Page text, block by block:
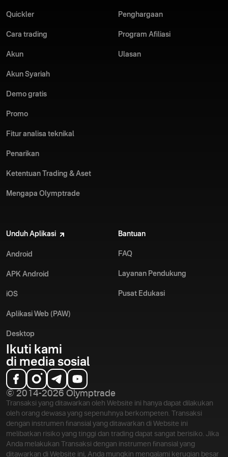
Quickler
Cara trading
Akun
Akun Syariah
Demo gratis
Promo
Fitur analisa teknikal
Penarikan
Ketentuan Trading & Aset
Mengapa Olymptrade
Penghargaan
Program Afiliasi
Ulasan
Unduh Aplikasi
Android
APK Android
iOS
Aplikasi Web (PAW)
Desktop
Bantuan
FAQ
Layanan Pendukung
Pusat Edukasi
Ikuti kami
di media sosial
© 2014-2026 Olymptrade
Transaksi yang ditawarkan oleh Website ini hanya dapat dilakukan
oleh orang dewasa yang sepenuhnya berkompeten. Transaksi
dengan instrumen finansial yang ditawarkan di Website ini
melibatkan risiko yang tinggi dan trading dapat sangat berisiko. Jika
Anda melakukan Transaksi dengan instrumen finansial yang
ditawarkan di Website ini, Anda mungkin mengalami kerugian besar